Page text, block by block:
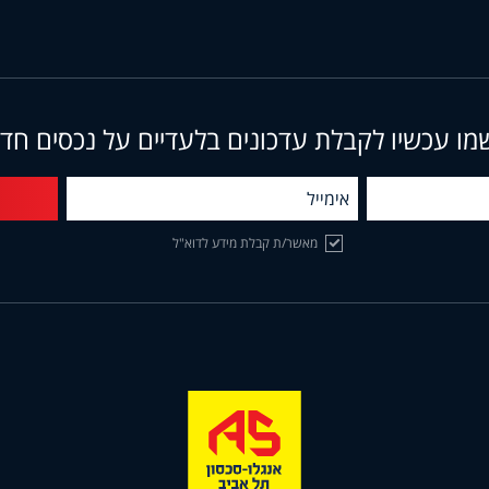
עכשיו לקבלת עדכונים בלעדיים על נכסים
מאשר/ת קבלת מידע לדוא"ל